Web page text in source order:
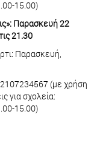
15.00)
Παρασκευή 22
21.30
Παρασκευή,
(με χρήση
για σχολεία:
15.00)